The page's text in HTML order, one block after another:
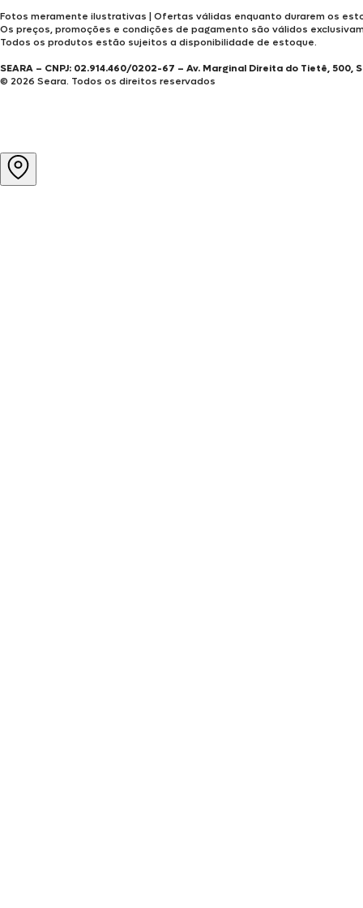
Fotos meramente ilustrativas | Ofertas válidas enquanto durarem os
Os preços, promoções e condições de pagamento são válidos
Todos os produtos estão sujeitos a disponibilidade de estoque.
SEARA – CNPJ: 02.914.460/0202-67 – Av. Marginal Direita do Tietê, 500,
© 2026 Seara. Todos os direitos reservados